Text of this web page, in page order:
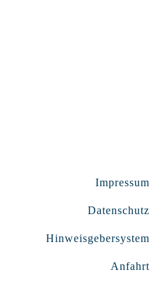
Impressum
Datenschutz
Hinweisgebersystem
Anfahrt